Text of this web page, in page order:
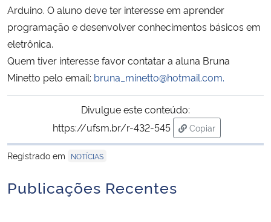
Ministério do Meio Ambiente
Ministério do Turismo
Controladoria-Geral da União
Ministério da Mulher, da Família e dos Direitos Humanos
Secretaria-Geral
Arduino. O aluno deve ter interesse em aprender
programação e desenvolver conhecimentos básicos em
eletrônica.
Quem tiver interesse favor contatar a aluna Bruna
Minetto pelo email: bruna_minetto@hotmail.com.
Divulgue este conteúdo:
https://ufsm.br/r-432-545
Copiar
para área de
Registrado em
NOTÍCIAS
Publicações Recentes